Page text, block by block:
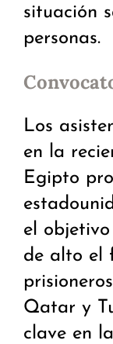
situación
personas.
Los
en la
Egipto
el
de alto el
Qatar y
clave en